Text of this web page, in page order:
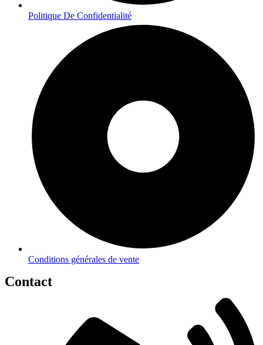
Politique De Confidentialité
Conditions générales de vente
Contact